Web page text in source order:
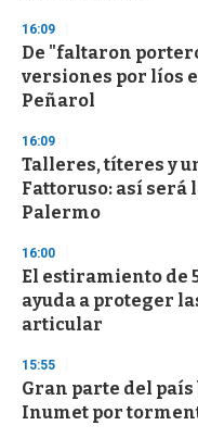
16:09
De "faltaron
versiones por líos
Peñarol
16:09
Talleres, títeres y
Fattoruso: así será
Palermo
16:00
El estiramiento de
ayuda a proteger
articular
15:55
Gran parte del
Inumet por